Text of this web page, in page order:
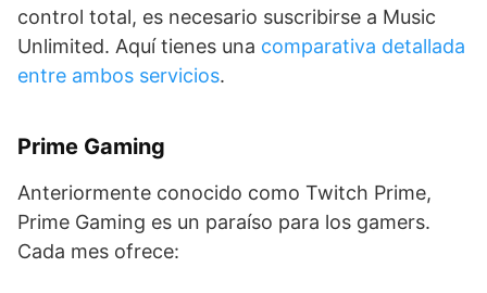
control total, es necesario suscribirse a Music
Unlimited. Aquí tienes una comparativa detallada
entre ambos servicios.
Prime Gaming
Anteriormente conocido como Twitch Prime,
Prime Gaming es un paraíso para los gamers.
Cada mes ofrece: